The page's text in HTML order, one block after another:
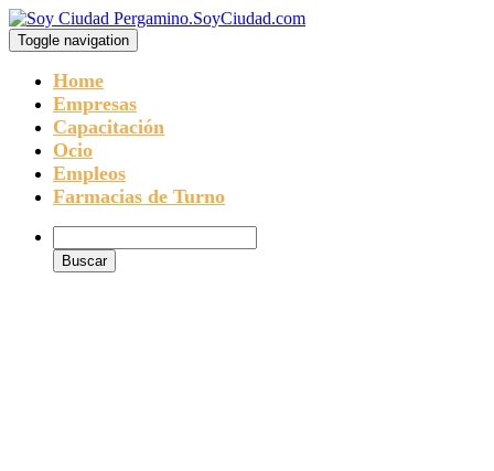
Toggle navigation
Home
Empresas
Capacitación
Ocio
Empleos
Farmacias de Turno